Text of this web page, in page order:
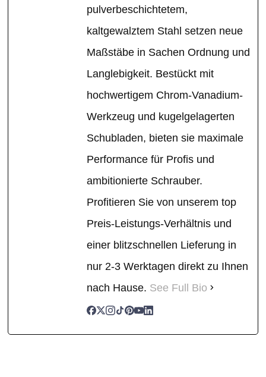
pulverbeschichtetem,
kaltgewalztem Stahl setzen neue
Maßstäbe in Sachen Ordnung und
Langlebigkeit. Bestückt mit
hochwertigem Chrom-Vanadium-
Werkzeug und kugelgelagerten
Schubladen, bieten sie maximale
Performance für Profis und
ambitionierte Schrauber.
Profitieren Sie von unserem top
Preis-Leistungs-Verhältnis und
einer blitzschnellen Lieferung in
nur 2-3 Werktagen direkt zu Ihnen
nach Hause. See Full Bio